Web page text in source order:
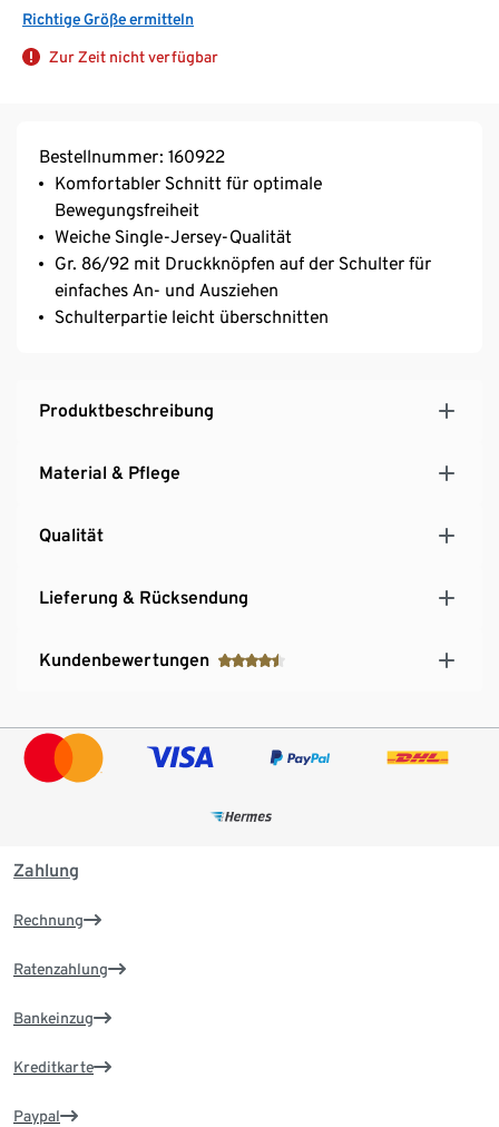
Richtige Größe ermitteln
Zur Zeit nicht verfügbar
Bestellnummer: 160922
Komfortabler Schnitt für optimale
Bewegungsfreiheit
Weiche Single-Jersey-Qualität
Gr. 86/92 mit Druckknöpfen auf der Schulter für
einfaches An- und Ausziehen
Schulterpartie leicht überschnitten
Produktbeschreibung
Material & Pflege
Qualität
Lieferung & Rücksendung
Kundenbewertungen
Zahlung
Rechnung
Ratenzahlung
Bankeinzug
Kreditkarte
Paypal